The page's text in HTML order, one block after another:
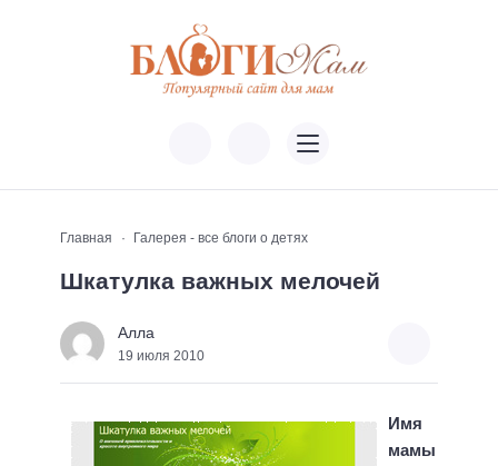
Главная Галерея - все блоги о детях
Шкатулка важных мелочей
Алла
19 июля 2010
Имя
мамы